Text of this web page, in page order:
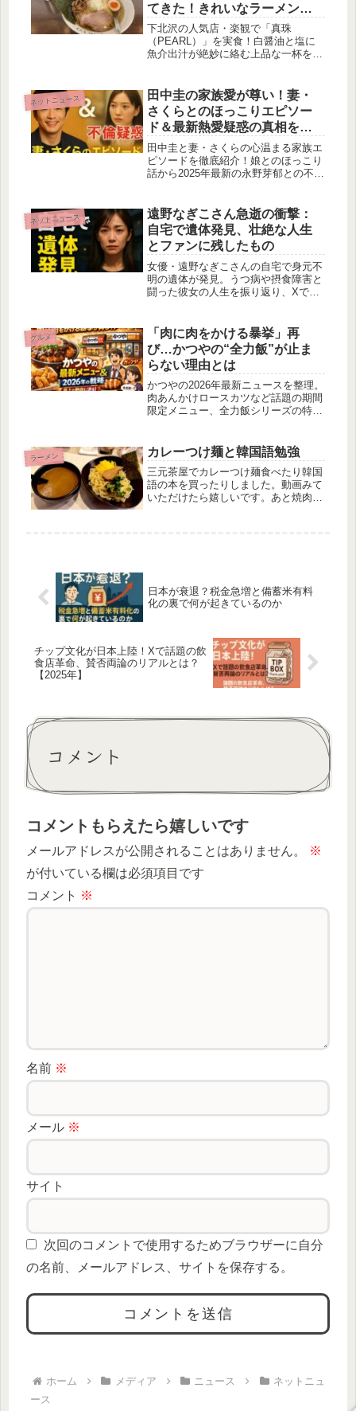
てきた！きれいなラーメンで
した！！
下北沢の人気店・楽観で「真珠
（PEARL）」を実食！白醤油と塩に
魚介出汁が絶妙に絡む上品な一杯を詳
ネットニュース
田中圭の家族愛が尊い！妻・
さくらとのほっこりエピソー
ド＆最新熱愛疑惑の真相を徹
底解剖
田中圭と妻・さくらの心温まる家族エ
ピソードを徹底紹介！娘とのほっこり
話から2025年最新の永野芽郁との不倫
ネットニュース
遠野なぎこさん急逝の衝撃：
自宅で遺体発見、壮絶な人生
とファンに残したもの
女優・遠野なぎこさんの自宅で身元不
明の遺体が発見。うつ病や摂食障害と
闘った彼女の人生を振り返り、Xでの
グルメ
「肉に肉をかける暴挙」再
び…かつやの“全力飯”が止ま
らない理由とは
かつやの2026年最新ニュースを整理。
肉あんかけロースカツなど話題の期間
限定メニュー、全力飯シリーズの特
ラーメン カレーつけ麺と韓国語勉強
三元茶屋でカレーつけ麺食べたり韓国
語の本を買ったりしました。動画みて
いただけたら嬉しいです。あと焼肉ラ
日本が衰退？税金急増と備蓄米有料
化の裏で何が起きているのか
チップ文化が日本上陸！Xで話題の飲
食店革命、賛否両論のリアルとは？
【2025年】
コメント
コメントもらえたら嬉しいです
メールアドレスが公開されることはありません。
※
が付いている欄は必須項目です
コメント ※
名前 ※
メール ※
サイト
次回のコメントで使用するためブラウザーに自分
の名前、メールアドレス、サイトを保存する。
ホーム メディア ニュース
ネットニュ
ース